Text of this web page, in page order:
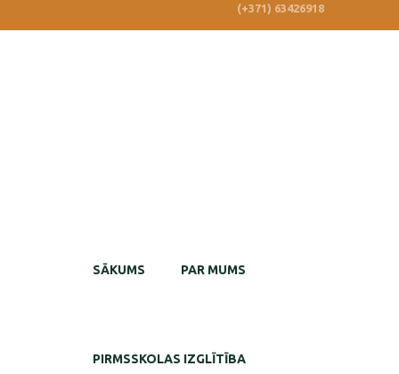
(+371) 63426918
SĀKUMS PAR MUMS
PIRMSSKOLAS IZGLĪTĪBA